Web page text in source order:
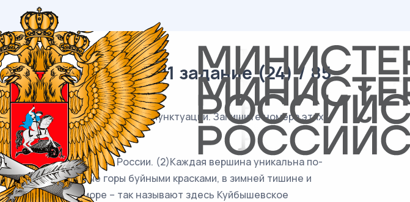
/ Русский / 21 задание (24) / 85
с одним и тем же правилом пунктуации. Запишите номера этих
области, но и всей России. (2)Каждая вершина уникальна по-
лесистые горы буйными красками, в зимней тишине и
Жигулёвское море – так называют здесь Куйбышевское